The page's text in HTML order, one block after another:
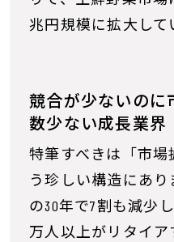
兆円規模に拡大して
競合が少ないのに
数少ない成長業界
特筆すべきは「市場
う珍しい構造にあ
の30年で7割も減少
万人以上がリタイア